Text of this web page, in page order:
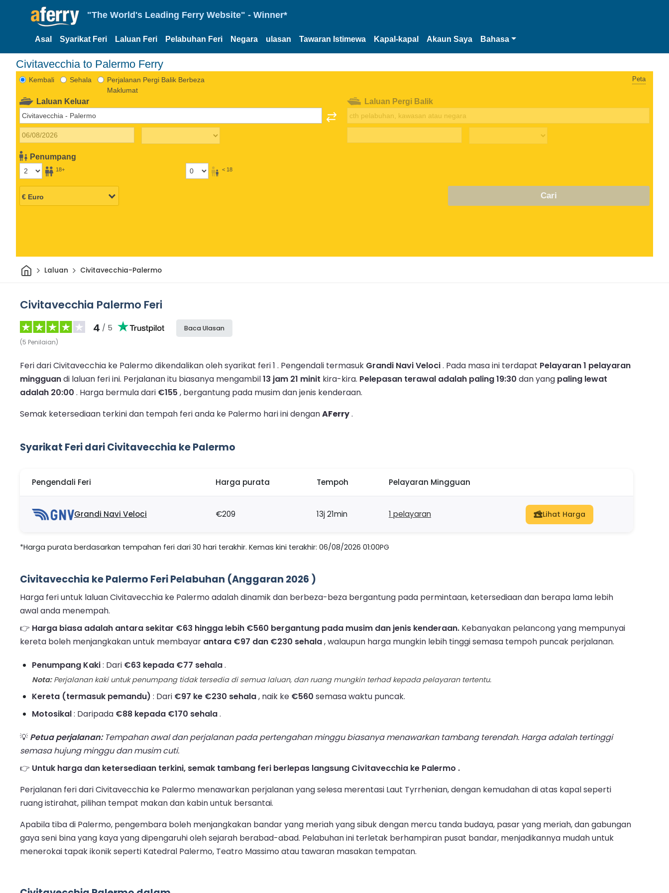
"The World's Leading Ferry Website" - Winner*
Asal Syarikat Feri Laluan Feri Pelabuhan Feri Negara ulasan Tawaran Istimewa Kapal-kapal Akaun Saya Bahasa
Civitavecchia to Palermo Ferry
Kembali Sehala
Perjalanan Pergi Balik Berbeza
Maklumat
Peta
Laluan Keluar
Penumpang
18+ < 18
Laluan Pergi Balik
Cari
Rumah
Laluan Civitavecchia-Palermo
Civitavecchia Palermo Feri
4 / 5
(5 Penilaian)
Baca Ulasan
Feri dari Civitavecchia ke Palermo dikendalikan oleh syarikat feri 1 . Pengendali termasuk Grandi Navi Veloci. Pada masa ini terdapat Pelayaran 1 pelayaran
mingguandi laluan feri ini. Perjalanan itu biasanya mengambil13 jam 21 minit kira-kira. Pelepasan terawal adalah paling 19:30 dan yang paling lewat
adalah 20:00 . Harga bermula dari €155 , bergantung pada musim dan jenis kenderaan.
Semak ketersediaan terkini dan tempah feri anda ke Palermo hari ini denganAFerry.
Syarikat Feri dari Civitavecchia ke Palermo
Pengendali Feri Harga purata Tempoh Pelayaran Mingguan
Grandi Navi Veloci €209 13j 21min 1 pelayaran Lihat Harga
*Harga purata berdasarkan tempahan feri dari 30 hari terakhir. Kemas kini terakhir: 06/08/2026 01:00PG
Civitavecchia ke Palermo Feri Pelabuhan (Anggaran 2026 )
Harga feri untuk laluan Civitavecchia ke Palermo adalah dinamik dan berbeza-beza bergantung pada permintaan, ketersediaan dan berapa lama lebih
awal anda menempah.
👉 Harga biasa adalah antara sekitar €63 hingga lebih €560 bergantung pada musim dan jenis kenderaan. Kebanyakan pelancong yang mempunyai
kereta boleh menjangkakan untuk membayar antara €97 dan €230 sehala, walaupun harga mungkin lebih tinggi semasa tempoh puncak perjalanan.
Penumpang Kaki: Dari €63 kepada €77 sehala.
Nota:Perjalanan kaki untuk penumpang tidak tersedia di semua laluan, dan ruang mungkin terhad kepada pelayaran tertentu.
Kereta (termasuk pemandu) : Dari €97 ke €230 sehala, naik ke €560 semasa waktu puncak.
Motosikal: Daripada €88 kepada €170 sehala.
💡 Petua perjalanan:Tempahan awal dan perjalanan pada pertengahan minggu biasanya menawarkan tambang terendah. Harga adalah tertinggi
semasa hujung minggu dan musim cuti.
👉 Untuk harga dan ketersediaan terkini, semak tambang feri berlepas langsung Civitavecchia ke Palermo .
Perjalanan feri dari Civitavecchia ke Palermo menawarkan perjalanan yang selesa merentasi Laut Tyrrhenian, dengan kemudahan di atas kapal seperti
ruang istirahat, pilihan tempat makan dan kabin untuk bersantai.
Apabila tiba di Palermo, pengembara boleh menjangkakan bandar yang meriah yang sibuk dengan mercu tanda budaya, pasar yang meriah, dan gabungan
gaya seni bina yang kaya yang dipengaruhi oleh sejarah berabad-abad. Pelabuhan ini terletak berhampiran pusat bandar, menjadikannya mudah untuk
menerokai tapak ikonik seperti Katedral Palermo, Teatro Massimo atau tawaran masakan tempatan.